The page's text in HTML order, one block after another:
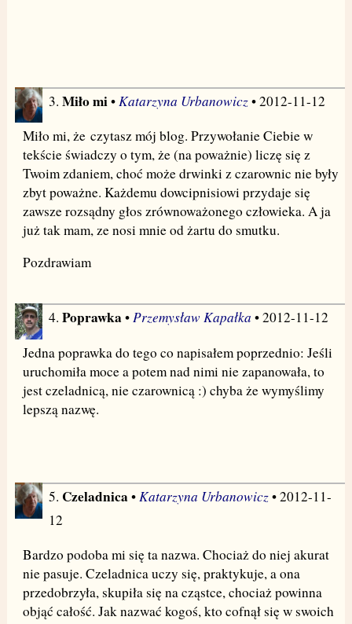
3. Miło mi• Katarzyna Urbanowicz• 2012-11-12
Miło mi, że czytasz mój blog. Przywołanie Ciebie w
tekście świadczy o tym, że (na poważnie) liczę się z
Twoim zdaniem, choć może drwinki z czarownic nie były
zbyt poważne. Każdemu dowcipnisiowi przydaje się
zawsze rozsądny głos zrównoważonego człowieka. A ja
już tak mam, ze nosi mnie od żartu do smutku.
Pozdrawiam
4. Poprawka •Przemysław Kapałka • 2012-11-12
Jedna poprawka do tego co napisałem poprzednio: Jeśli
uruchomiła moce a potem nad nimi nie zapanowała, to
jest czeladnicą, nie czarownicą :) chyba że wymyślimy
lepszą nazwę.
5. Czeladnica •Katarzyna Urbanowicz• 2012-11-
12
Bardzo podoba mi się ta nazwa. Chociaż do niej akurat
nie pasuje. Czeladnica uczy się, praktykuje, a ona
przedobrzyła, skupiła się na cząstce, chociaż powinna
objąć całość. Jak nazwać kogoś, kto cofnął się w swoich